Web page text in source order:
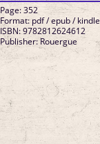
Page: 352
Format: pdf / epub / kindle
ISBN: 9782812624612
Publisher: Rouergue